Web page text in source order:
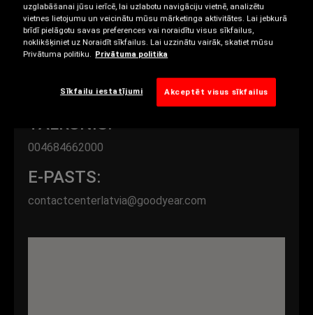
ADRESE:
Järvevana tee 9
TĀLRUNIS:
004684662000
E-PASTS:
contactcenterlatvia@goodyear.com
uzglabāšanai jūsu ierīcē, lai uzlabotu navigāciju vietnē, analizētu
vietnes lietojumu un veicinātu mūsu mārketinga aktivitātes. Lai jebkurā
brīdī pielāgotu savas preferences vai noraidītu visus sīkfailus,
noklikšķiniet uz Noraidīt sīkfailus. Lai uzzinātu vairāk, skatiet mūsu
Privātuma politiku.
Privātuma politika
Sīkfailu iestatījumi Akceptēt visus sīkfailus